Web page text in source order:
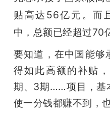
贴高达56亿元。而
中，总额已经超过70
要知道，在中国能够
得如此高额的补贴
期、3期……项目，基
使一分钱都赚不到，